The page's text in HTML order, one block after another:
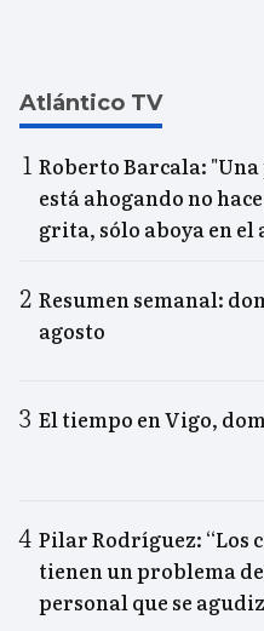
Atlántico TV
Roberto Barcala: "Una
está ahogando no
grita, sólo aboya en el
Resumen semanal:
agosto
El tiempo en Vigo,
Pilar Rodríguez: “Los
tienen un problema
personal que se